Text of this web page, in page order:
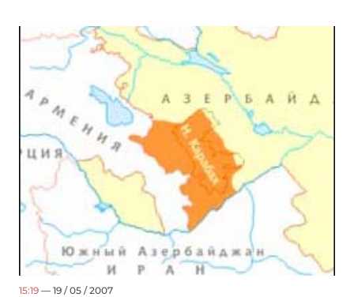
15:19 — 19 / 05 / 2007